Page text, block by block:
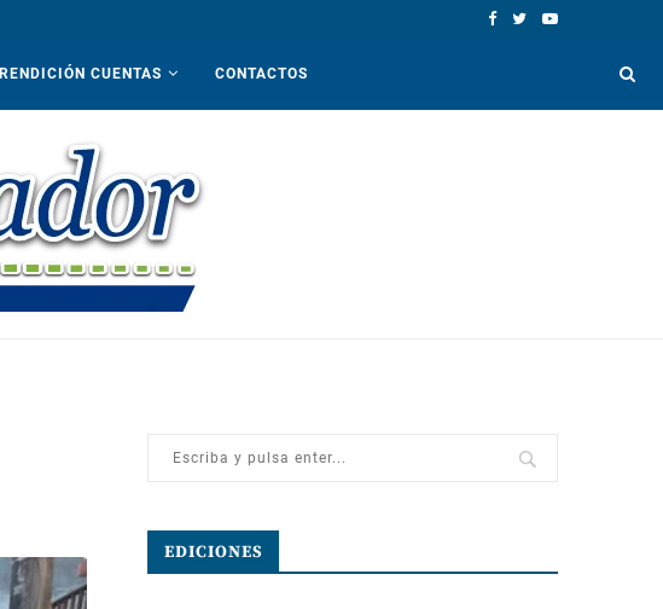
RENDICIÓN CUENTAS CONTACTOS
EDICIONES